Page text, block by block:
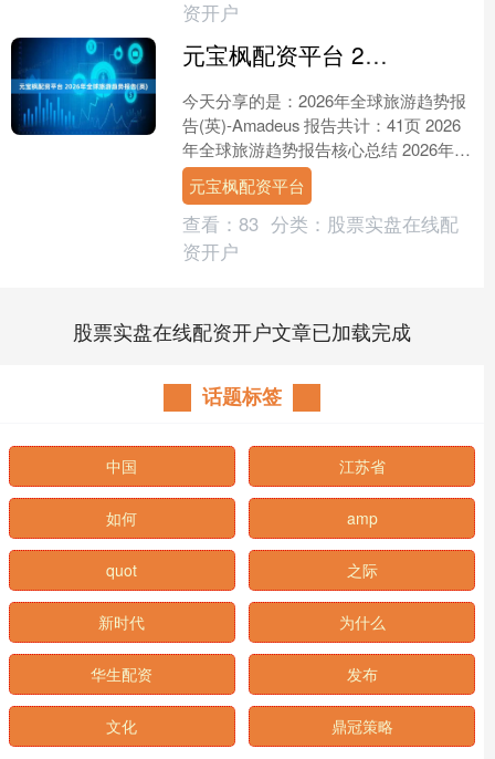
资开户
元宝枫配资平台 2026年全球旅游趋势报告(英)
今天分享的是：2026年全球旅游趋势报
告(英)-Amadeus 报告共计：41页 2026
年全球旅游趋势报告核心总结 2026年全
球旅游行业正迎来由技术、文化与....
元宝枫配资平台
查看： 83 分类： 股票实盘在线配
资开户
股票实盘在线配资开户文章已加载完成
话题标签
中国 江苏省
如何 amp
quot 之际
新时代 为什么
华生配资 发布
文化 鼎冠策略